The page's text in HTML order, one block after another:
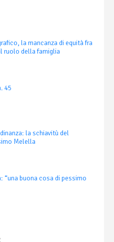
la mancanza di equità fra
ruolo della famiglia
45
la schiavitù del
Melella
“una buona cosa di pessimo